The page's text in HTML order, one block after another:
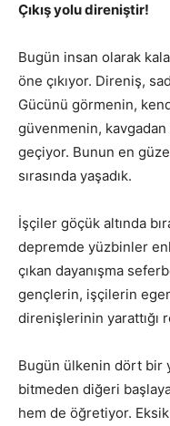
Çıkış yolu direniştir!
Bugün insan olarak
öne çıkıyor. Direniş,
Gücünü görmenin,
güvenmenin,
geçiyor. Bunun en
sırasında yaşadık.
İşçiler göçük altında
depremde yüzbinler
çıkan dayanışma
gençlerin, işçilerin
direnişlerinin yarattığı
Bugün ülkenin dört bir
bitmeden diğeri
hem de öğretiyor.